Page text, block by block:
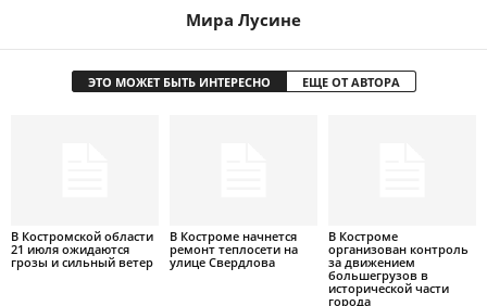
Мира Лусине
ЭТО МОЖЕТ БЫТЬ ИНТЕРЕСНО ЕЩЕ ОТ АВТОРА
В Костромской области
21 июля ожидаются
грозы и сильный ветер
В Костроме начнется
ремонт теплосети на
улице Свердлова
В Костроме
организован контроль
за движением
большегрузов в
исторической части
города